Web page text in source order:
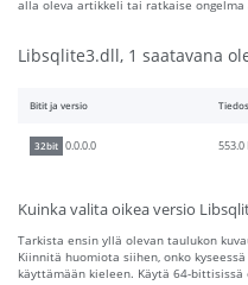
alla oleva artikkeli tai ratkaise
Libsqlite3.dll, 1 saatavana
Bitit ja versio
32bit 0.0.0.0 553.0
Kuinka valita oikea versio
Tarkista ensin yllä olevan taulukon
Kiinnitä huomiota siihen, onko
käyttämään kieleen. Käytä 64-